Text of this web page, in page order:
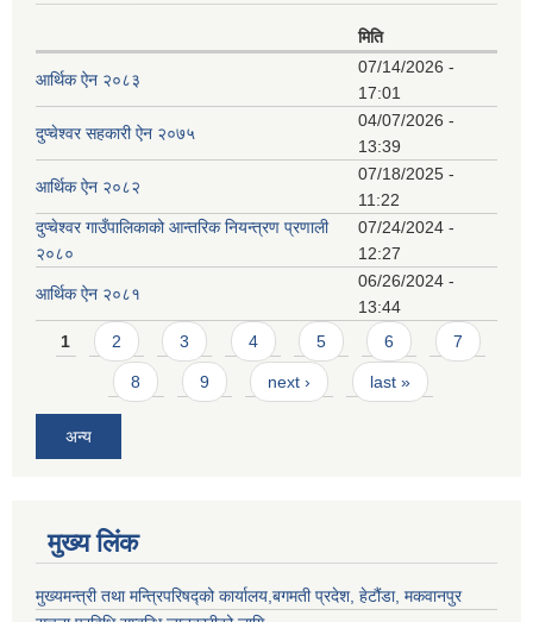
मिति
आर्थिक ऐन २०८३
07/14/2026 -
17:01
दुप्चेश्वर सहकारी ऐन २०७५
04/07/2026 -
13:39
आर्थिक ऐन २०८२
07/18/2025 -
11:22
दुप्चेश्वर गाउँपालिकाको आन्तरिक नियन्त्रण प्रणाली
२०८०
07/24/2024 -
12:27
आर्थिक ऐन २०८१
06/26/2024 -
13:44
Pages
1 2 3 4 5 6 7
8 9 next › last »
अन्य
मुख्य लिंक
मुख्यमन्त्री तथा मन्त्रिपरिषद्को कार्यालय,बगमती प्रदेश, हेटौंडा, मकवानपुर